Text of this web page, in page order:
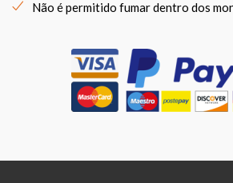
Não é permitido fumar dentro dos